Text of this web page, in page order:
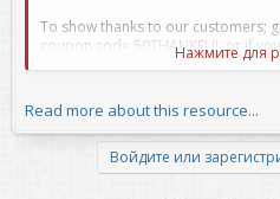
To show thanks to our customers;
coupon code 50THANKFUL or if
ThemeHouse XF2 theme get...
Нажмите для
Read more about this resource...
Войдите или